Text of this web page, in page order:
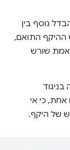
נוסף בין
ההיקף התואם,
שורש
כי אי
של היקף.